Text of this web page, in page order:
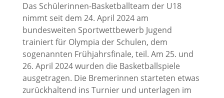
Das Schülerinnen-Basketballteam der U18
nimmt seit dem 24. April 2024 am
bundesweiten Sportwettbewerb Jugend
trainiert für Olympia der Schulen, dem
sogenannten Frühjahrsfinale, teil. Am 25. und
26. April 2024 wurden die Basketballspiele
ausgetragen. Die Bremerinnen starteten etwas
zurückhaltend ins Turnier und unterlagen im